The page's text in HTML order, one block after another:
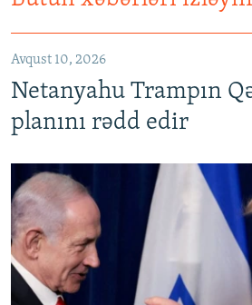
Avqust 10, 2026
Netanyahu Trampın
planını rədd edir